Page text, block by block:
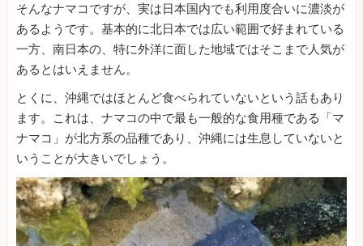
そんなナマコですが、実は日本国内でも利用度合いに濃淡が
あるようです。基本的に北日本では広い範囲で好まれている
一方、南日本の、特に外洋に面した地域ではそこまで人気が
あるとはいえません。
とくに、沖縄ではほとんど食べられていないという話もあり
ます。これは、ナマコの中で最も一般的な食用種である「マ
ナマコ」が北方系の品種であり、沖縄には生息していないと
いうことが大きいでしょう。